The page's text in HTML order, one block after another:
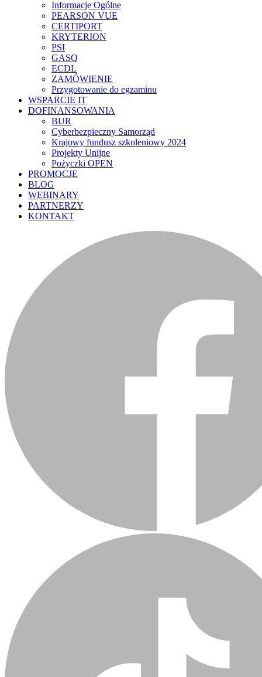
Informacje Ogólne
PEARSON VUE
CERTIPORT
KRYTERION
PSI
GASQ
ECDL
ZAMÓWIENIE
Przygotowanie do egzaminu
WSPARCIE IT
DOFINANSOWANIA
BUR
Cyberbezpieczny Samorząd
Krajowy fundusz szkoleniowy 2024
Projekty Unijne
Pożyczki OPEN
PROMOCJE
BLOG
WEBINARY
PARTNERZY
KONTAKT